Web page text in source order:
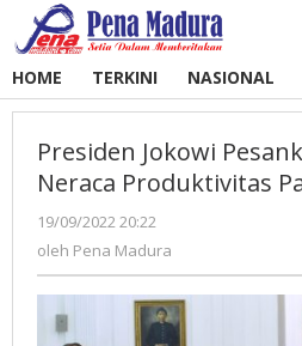
Lewati
ke
HOME TERKINI NASIONAL
Presiden Jokowi
Neraca Produktivitas
19/09/2022 20:22
Pena
oleh Pena Madura